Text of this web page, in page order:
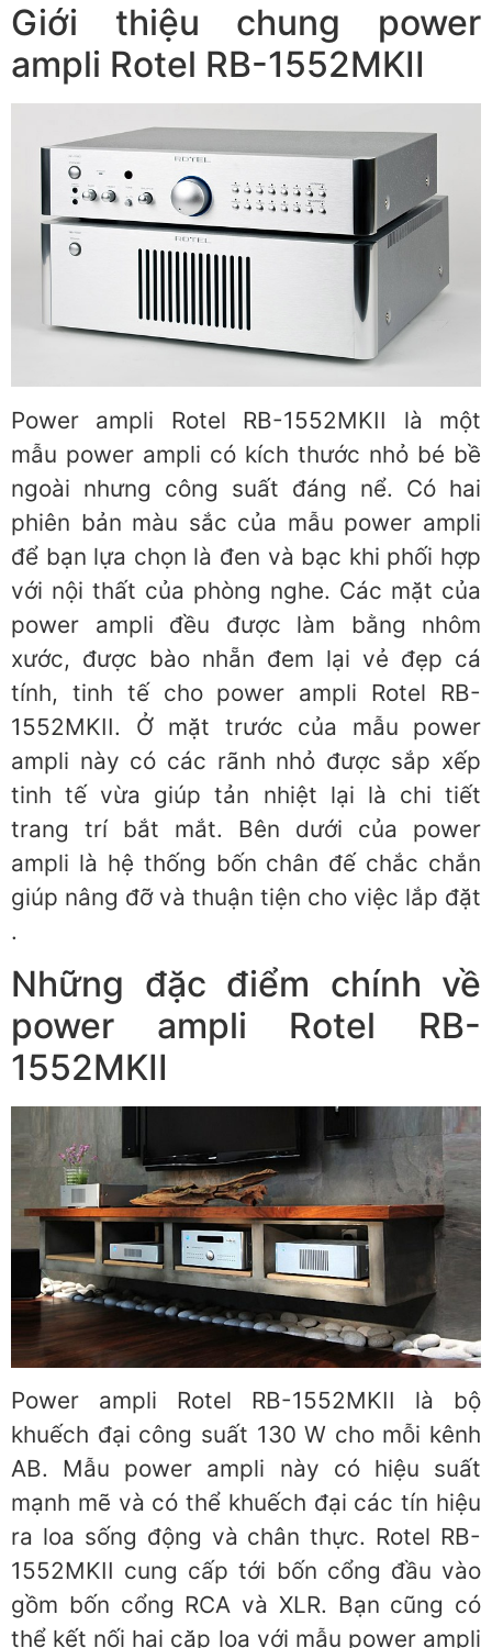
Giới thiệu chung power
ampli Rotel RB-1552MKII
Power ampli Rotel RB-1552MKII là một
mẫu power ampli có kích thước nhỏ bé bề
ngoài nhưng công suất đáng nể. Có hai
phiên bản màu sắc của mẫu power ampli
để bạn lựa chọn là đen và bạc khi phối hợp
với nội thất của phòng nghe. Các mặt của
power ampli đều được làm bằng nhôm
xước, được bào nhẵn đem lại vẻ đẹp cá
tính, tinh tế cho power ampli Rotel RB-
1552MKII. Ở mặt trước của mẫu power
ampli này có các rãnh nhỏ được sắp xếp
tinh tế vừa giúp tản nhiệt lại là chi tiết
trang trí bắt mắt. Bên dưới của power
ampli là hệ thống bốn chân đế chắc chắn
giúp nâng đỡ và thuận tiện cho việc lắp đặt
.
Những đặc điểm chính về
power ampli Rotel RB-
1552MKII
Power ampli Rotel RB-1552MKII là bộ
khuếch đại công suất 130 W cho mỗi kênh
AB. Mẫu power ampli này có hiệu suất
mạnh mẽ và có thể khuếch đại các tín hiệu
ra loa sống động và chân thực. Rotel RB-
1552MKII cung cấp tới bốn cổng đầu vào
gồm bốn cổng RCA và XLR. Bạn cũng có
thể kết nối hai cặp loa với mẫu power ampli